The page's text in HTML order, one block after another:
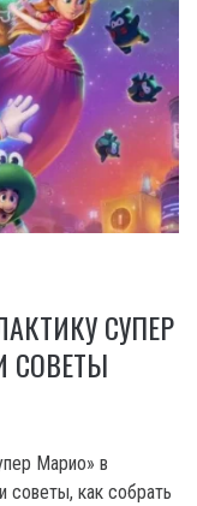
СУПЕР
СОВЕТЫ
Марио» в
советы, как собрать